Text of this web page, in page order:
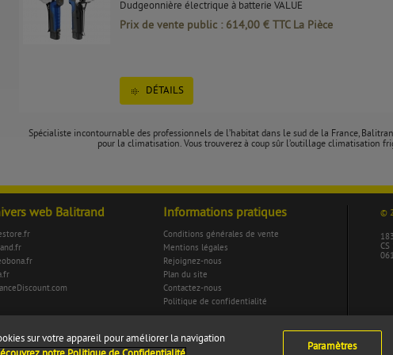
Dudgeonnière électrique à batterie VALUE
Prix de vente public : 614,00 € TTC La Pièce
DÉTAILS
Spécialiste incontournable des professionnels de l’habitat dans le sud de la France,
pour la climatisation. Vous trouverez à coup sûr l’outillage climatisation
web Balitrand Informations pratiques
Conditions générales de vente
Mentions légales
Rejoignez-nous
Plan du site
Contactez-nous
Politique de confidentialité
©
CS
sur votre appareil pour améliorer la navigation
Paramètres